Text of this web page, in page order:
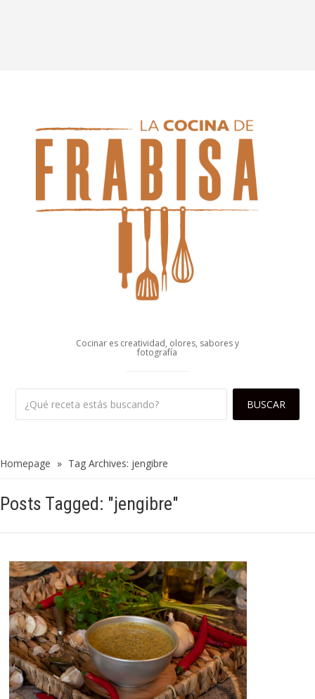
Cocinar es creatividad, olores, sabores y
fotografía
Homepage » Tag Archives: jengibre
Posts Tagged: "jengibre"